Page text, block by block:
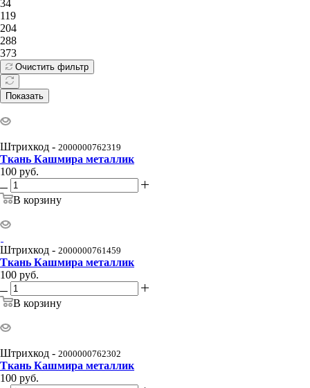
34
119
204
288
373
Очистить фильтр
Показать
Штрихкод - 2000000762319
Ткань Кашмира металлик
100 руб.
В корзину
Штрихкод - 2000000761459
Ткань Кашмира металлик
100 руб.
В корзину
Штрихкод - 2000000762302
Ткань Кашмира металлик
100 руб.